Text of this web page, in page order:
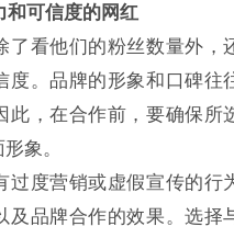
和可信度的网红
了看他们的粉丝数量外，
度。品牌的形象和口碑往
此，在合作前，要确保所
象。
过度营销或虚假宣传的行
及品牌合作的效果。选择